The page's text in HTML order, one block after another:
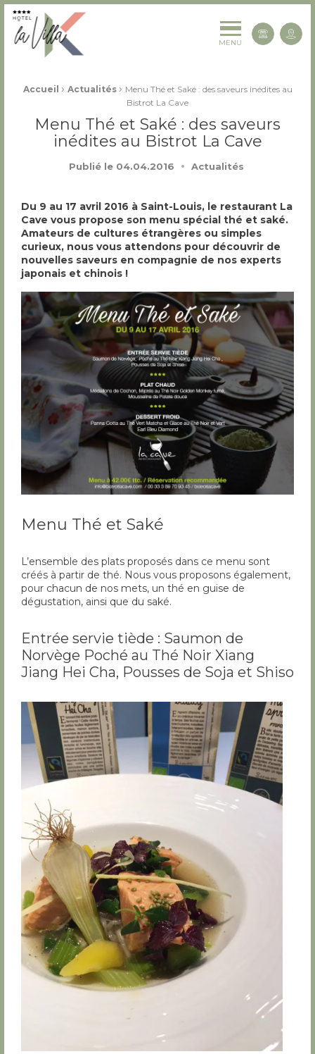
La Villa K Hôtel Spa Restaurant 4 étoiles
MENU
Fil d'Ariane :
Accueil › Actualités › Menu Thé et Saké : des saveurs inédites au
Bistrot La Cave
Menu Thé et Saké : des saveurs
inédites au Bistrot La Cave
Publié le 04.04.2016 Actualités
Du 9 au 17 avril 2016 à Saint-Louis, le restaurant La
Cave vous propose son menu spécial thé et saké.
Amateurs de cultures étrangères ou simples
curieux, nous vous attendons pour découvrir de
nouvelles saveurs en compagnie de nos experts
japonais et chinois !
Menu Thé et Saké
L’ensemble des plats proposés dans ce menu sont
créés à partir de thé. Nous vous proposons également,
pour chacun de nos mets, un thé en guise de
dégustation, ainsi que du saké.
Entrée servie tiède : Saumon de
Norvège Poché au Thé Noir Xiang
Jiang Hei Cha, Pousses de Soja et Shiso